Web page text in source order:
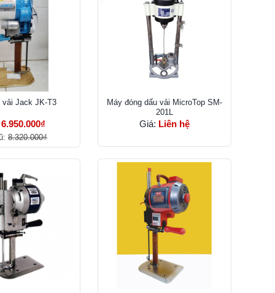
vải Jack JK-T3
6.950.000₫
8.320.000₫
Máy đóng dấu vải MicroTop SM-
201L
Giá: Liên hệ